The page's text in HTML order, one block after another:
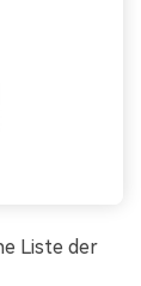
Liste der